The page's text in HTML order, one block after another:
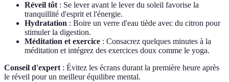
Réveil tôt : Se lever avant le lever du soleil favorise la
tranquillité d'esprit et l'énergie.
Hydratation : Boire un verre d'eau tiède avec du citron pour
stimuler la digestion.
Méditation et exercice : Consacrez quelques minutes à la
méditation et intégrez des exercices doux comme le yoga.
Conseil d'expert : Évitez les écrans durant la première heure après
le réveil pour un meilleur équilibre mental.